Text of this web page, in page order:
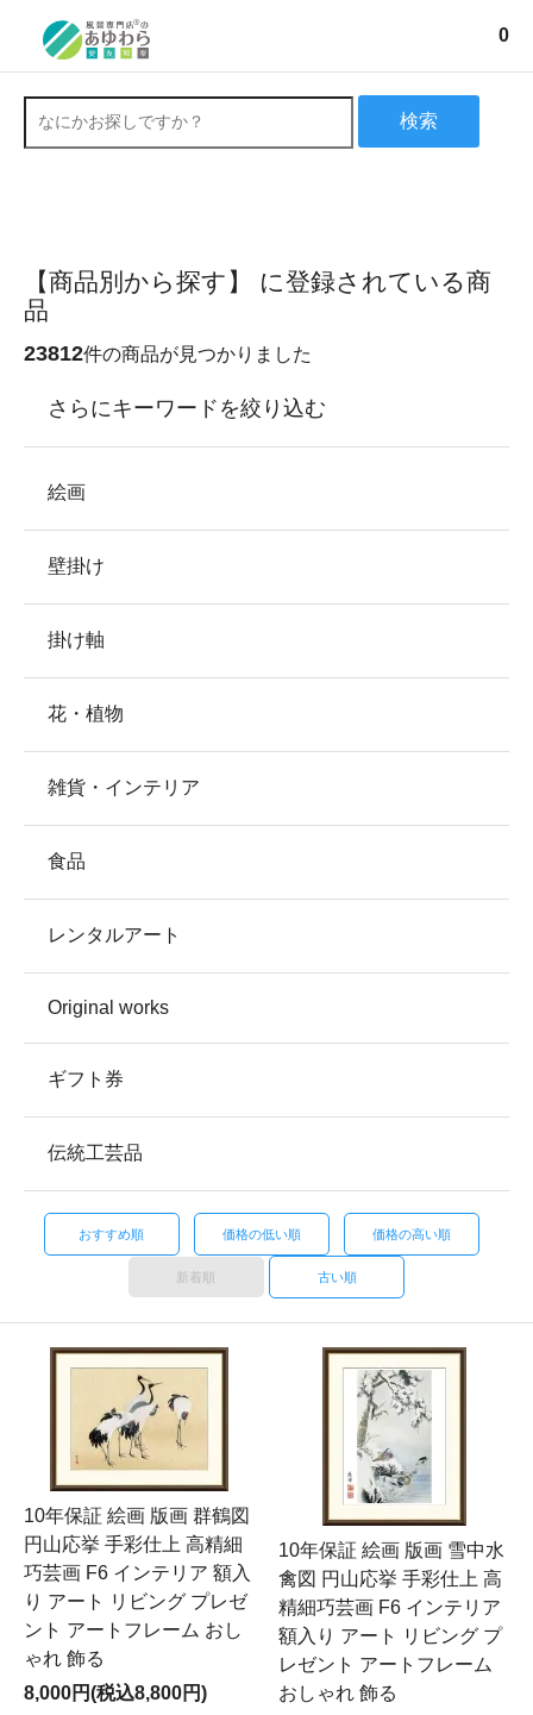
0
検索
【商品別から探す】 に登録されている商
品
23812件の商品が見つかりました
さらにキーワードを絞り込む
絵画
壁掛け
掛け軸
花・植物
雑貨・インテリア
食品
レンタルアート
Original works
ギフト券
伝統工芸品
おすすめ順 価格の低い順 価格の高い順
新着順 古い順
10年保証 絵画 版画 群鶴図
円山応挙 手彩仕上 高精細
巧芸画 F6 インテリア 額入
り アート リビング プレゼ
ント アートフレーム おし
ゃれ 飾る
8,000円(税込8,800円)
10年保証 絵画 版画 雪中水
禽図 円山応挙 手彩仕上 高
精細巧芸画 F6 インテリア
額入り アート リビング プ
レゼント アートフレーム
おしゃれ 飾る